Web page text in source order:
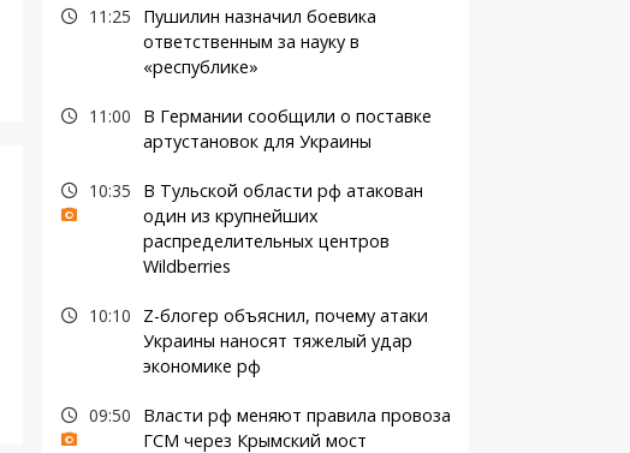
11:25
Пушилин назначил боевика
ответственным за науку в
«республике»
11:00
В Германии сообщили о поставке
артустановок для Украины
10:35
В Тульской области рф атакован
один из крупнейших
распределительных центров
Wildberries
10:10
Z-блогер объяснил, почему атаки
Украины наносят тяжелый удар
экономике рф
09:50
Власти рф меняют правила провоза
ГСМ через Крымский мост